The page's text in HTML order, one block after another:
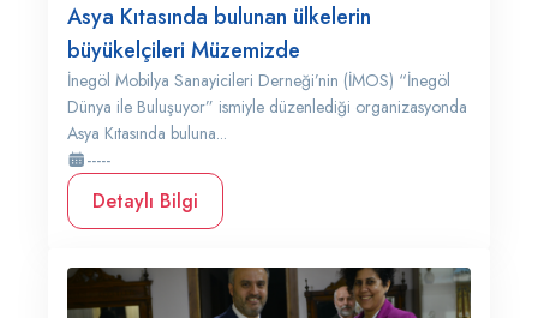
Asya Kıtasında bulunan ülkelerin
büyükelçileri Müzemizde
İnegöl Mobilya Sanayicileri Derneği’nin (İMOS) “İnegöl
Dünya ile Buluşuyor” ismiyle düzenlediği organizasyonda
Asya Kıtasında buluna...
-----
Detaylı Bilgi